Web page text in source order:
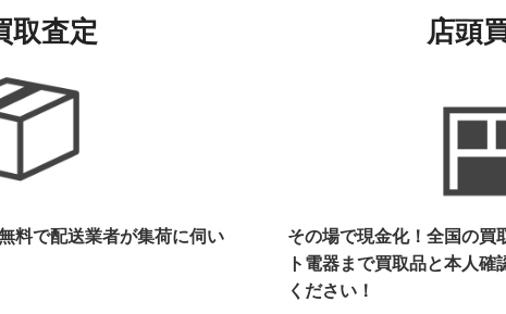
取査定
料で配送業者が集荷に伺い
店頭
その場で現金化！全国の買
ト電器まで買取品と本人確
ください！